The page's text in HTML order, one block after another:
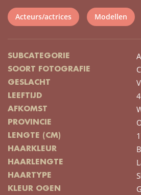
Acteurs/actrices Modellen
SUBCATEGORIE
SOORT FOTOGRAFIE
GESLACHT
LEEFTIJD
AFKOMST
PROVINCIE
LENGTE (CM)
HAARKLEUR
HAARLENGTE
HAARTYPE
KLEUR OGEN